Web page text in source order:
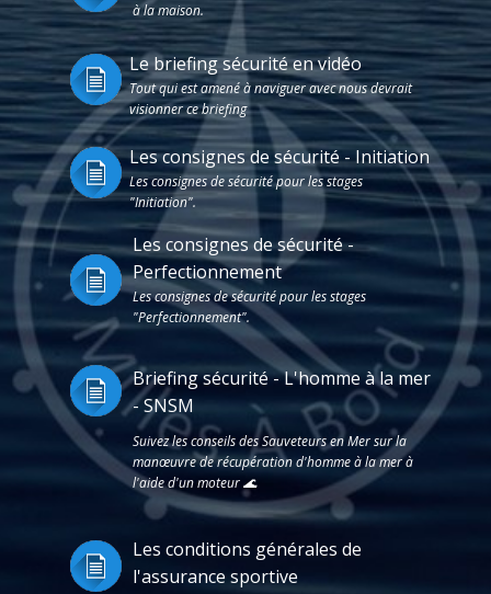
à la maison.
Le briefing sécurité en vidéo
Tout qui est amené à naviguer avec nous devrait
visionner ce briefing
Les consignes de sécurité - Initiation
Les consignes de sécurité pour les stages
"Initiation".
Les consignes de sécurité -
Perfectionnement
Les consignes de sécurité pour les stages
"Perfectionnement".
Briefing sécurité - L'homme à la mer
- SNSM
Suivez les conseils des Sauveteurs en Mer sur la
manœuvre de récupération d'homme à la mer à
l'aide d'un moteur 🌊
Les conditions générales de
l'assurance sportive